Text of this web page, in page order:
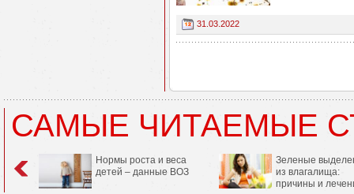
31.03.2022
САМЫЕ ЧИТАЕМЫЕ
Нормы роста и веса
детей – данные ВОЗ
Зеленые
из влагалища:
причины и